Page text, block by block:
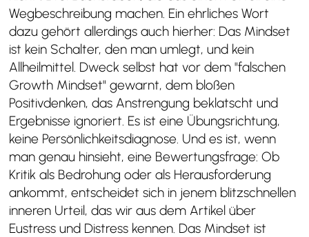
Wegbeschreibung machen. Ein ehrliches Wort
dazu gehört allerdings auch hierher: Das Mindset
ist kein Schalter, den man umlegt, und kein
Allheilmittel. Dweck selbst hat vor dem "falschen
Growth Mindset" gewarnt, dem bloßen
Positivdenken, das Anstrengung beklatscht und
Ergebnisse ignoriert. Es ist eine Übungsrichtung,
keine Persönlichkeitsdiagnose. Und es ist, wenn
man genau hinsieht, eine Bewertungsfrage: Ob
Kritik als Bedrohung oder als Herausforderung
ankommt, entscheidet sich in jenem blitzschnellen
inneren Urteil, das wir aus dem Artikel über
Eustress und Distress kennen. Das Mindset ist